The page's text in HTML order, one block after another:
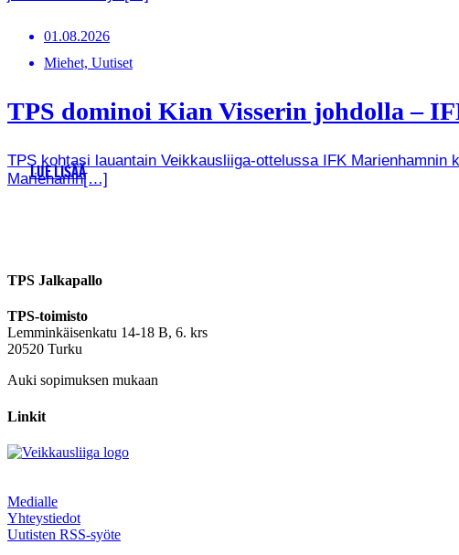
01.08.2026
Miehet, Uutiset
TPS dominoi Kian Visserin johdolla –
TPS kohtasi lauantain Veikkausliiga-ottelussa IFK
Mariehamn[…]
LUE LISÄÄ
TPS Jalkapallo
TPS-toimisto
Lemminkäisenkatu 14-18 B, 6. krs
20520 Turku
Auki sopimuksen mukaan
Linkit
Medialle
Yhteystiedot
Uutisten RSS-syöte